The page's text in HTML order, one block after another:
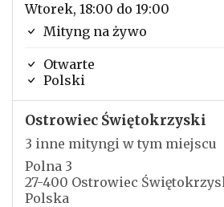
Wtorek, 18:00 do 19:00
Mityng na żywo
Otwarte
Polski
Ostrowiec Świętokrzyski
3 inne mityngi w tym miejscu
Polna 3
27-400 Ostrowiec
Polska